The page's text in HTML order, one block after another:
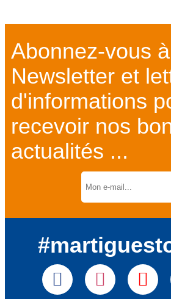
Abonnez-vous
Newsletter et
d'informations
recevoir nos
actualités ...